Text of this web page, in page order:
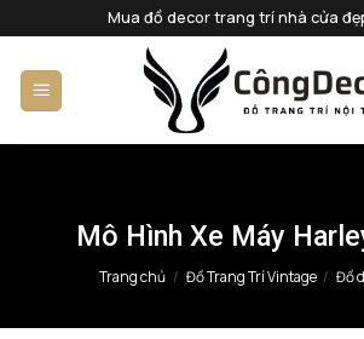
qua
nội
dung
Mua đồ decor trang trí nhà cửa
Mô Hình Xe Máy
Trang chủ / Đồ Trang Trí Vintage / Đồ